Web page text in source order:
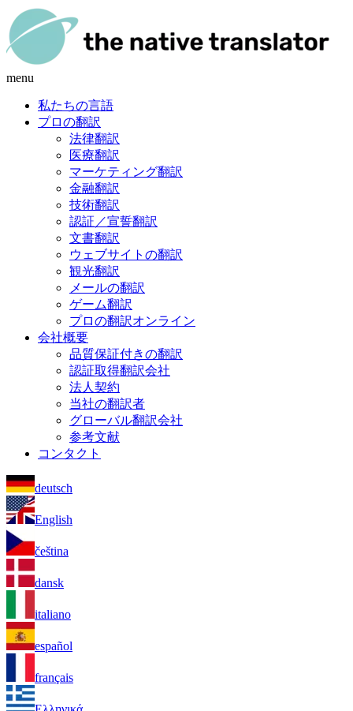
menu
私たちの言語
プロの翻訳
法律翻訳
医療翻訳
マーケティング翻訳
金融翻訳
技術翻訳
認証／宣誓翻訳
文書翻訳
ウェブサイトの翻訳
観光翻訳
メールの翻訳
ゲーム翻訳
プロの翻訳オンライン
会社概要
品質保証付きの翻訳
認証取得翻訳会社
法人契約
当社の翻訳者
グローバル翻訳会社
参考文献
コンタクト
deutsch
English
čeština
dansk
italiano
español
français